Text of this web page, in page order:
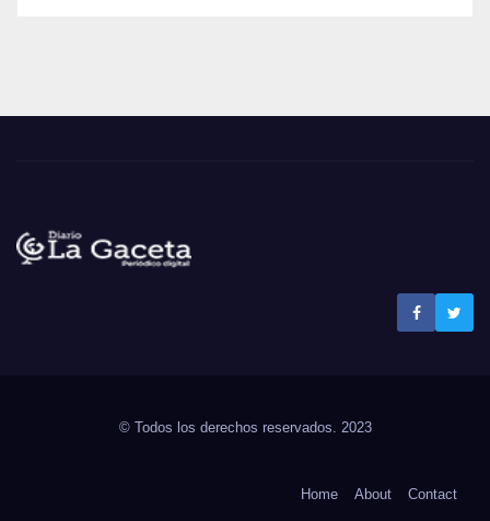
© Todos los derechos reservados. 2023
Home About Contact